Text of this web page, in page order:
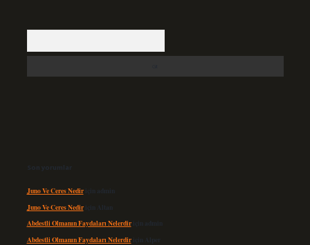
Son yorumlar
Juno Ve Ceres Nediriçin admin
Juno Ve Ceres Nediriçin Altan
Abdestli Olmanın Faydaları Nelerdiriçin admin
Abdestli Olmanın Faydaları Nelerdiriçin Alper